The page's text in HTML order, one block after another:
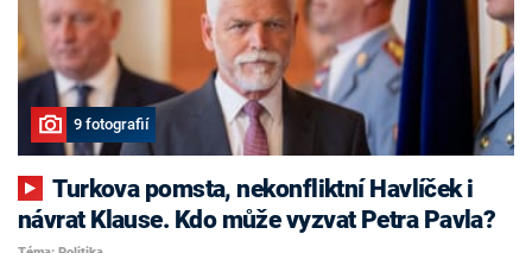
9 fotografií
Turkova pomsta, nekonfliktní Havlíček i
návrat Klause. Kdo může vyzvat Petra Pavla?